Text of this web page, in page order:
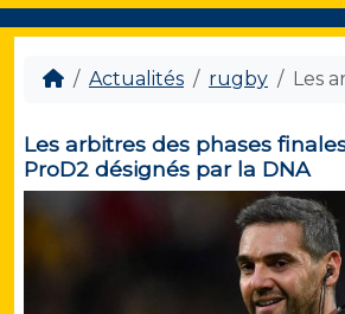
Actualités rugby Les
Les arbitres des phases
ProD2 désignés par la DNA